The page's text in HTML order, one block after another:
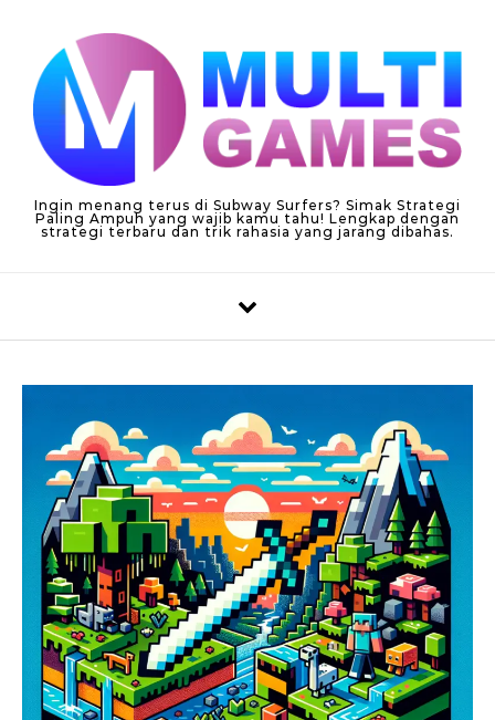
Ingin menang terus di Subway Surfers? Simak Strategi
Paling Ampuh yang wajib kamu tahu! Lengkap dengan
strategi terbaru dan trik rahasia yang jarang dibahas.